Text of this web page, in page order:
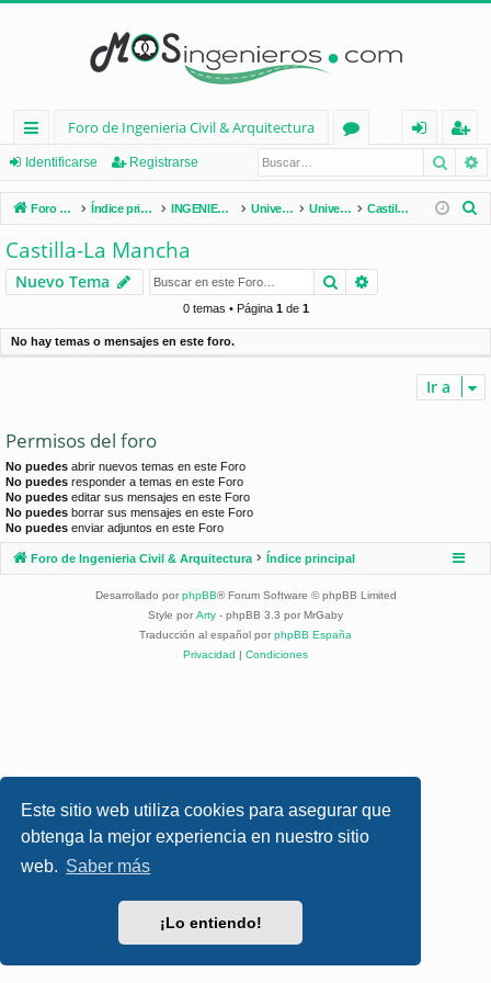
Este sitio web utiliza cookies para asegurar que
obtenga la mejor experiencia en nuestro sitio
web. Saber más
¡Lo entiendo!
nl
ac
es
rá
pi
d
Foro de Ingenieria Civil & Arquitectura
os
nt
ifi
e
eg
ist
ra
Identificarse Registrarse
Foro de Ingenieria Civil & Arquitectura Índice principal INGENIERÍA CIVIL (España) Universidades de España Universidades por Comunidades Castilla-La Mancha
r
Castilla-La Mancha
Nuevo Tema Buscar
0 temas • Página 1de 1
No hay temas o mensajes en este foro.
Ir a
Permisos del foro
No puedes abrir nuevos temas en este Foro
No puedes responder a temas en este Foro
No puedes editar sus mensajes en este Foro
No puedes borrar sus mensajes en este Foro
No puedes enviar adjuntos en este Foro
Foro de Ingenieria Civil & Arquitectura Índice principal
Desarrollado por phpBB® Forum Software © phpBB Limited
Style por Arty - phpBB 3.3 por MrGaby
Traducción al español por phpBB España
Privacidad | Condiciones